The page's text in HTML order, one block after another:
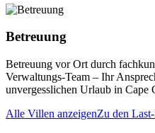
Betreuung
Betreuung vor Ort durch
Verwaltungs-Team – Ihr
unvergesslichen Urlaub in Cape
Alle Villen anzeigenZu den